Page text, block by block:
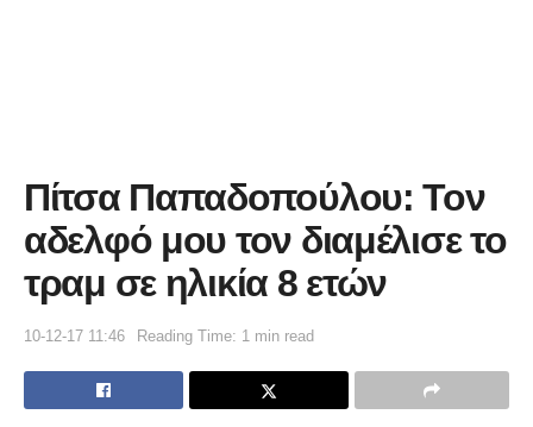
Πίτσα Παπαδοπούλου: Τον
αδελφό μου τον διαμέλισε το
τραμ σε ηλικία 8 ετών
10-12-17 11:46 Reading Time: 1 min read